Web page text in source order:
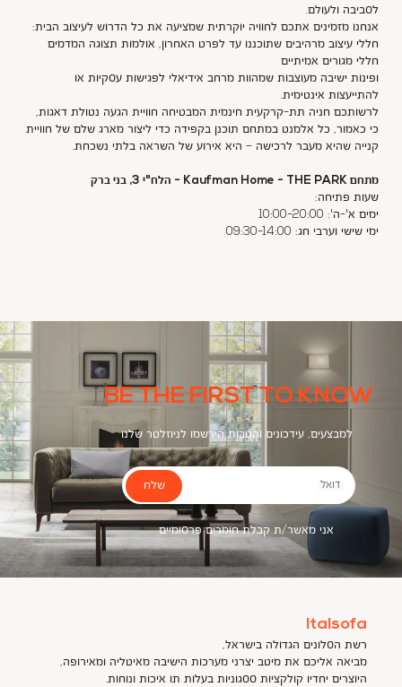
לסביבה ולעולם.
אנחנו מזמינים אתכם לחוויה יוקרתית שמציעה את כל הדרוש לעיצוב הבית:
חללי עיצוב מרהיבים שתוכננו עד לפרט האחרון, אולמות תצוגה המדמים
חללי מגורים אמיתיים
ופינות ישיבה מעוצבות שמהוות מרחב אידיאלי לפגישות עסקיות או
להתייעצות אינטימית.
לרשותכם חניה תת-קרקעית חינמית המבטיחה חוויית הגעה נטולת דאגות,
כי כאמור, כל אלמנט במתחם תוכנן בקפידה כדי ליצור מארג שלם של חוויית
קנייה שהיא מעבר לרכישה – היא אירוע של השראה בלתי נשכחת.
מתחם Kaufman Home - THE PARK - הלח"י
שעות פתיחה:
ימים א'-ה': 10:00-20:00
ימי שישי וערבי חג: 09:30-14:00
BE THE FIRST TO KNOW
למבצעים, עידכונים והטבות הירשמו לניוזלטר שלנו
דואל
אני מאשר/ת קבלת חומרים פרסומיים
שלח
Italsofa
רשת הסלונים הגדולה בישראל,
מביאה אליכם את מיטב יצרני מערכות הישיבה מאיטליה ומאירופה,
היוצרים יחדיו קולקציות ססגוניות בעלות תו איכות ונוחות.